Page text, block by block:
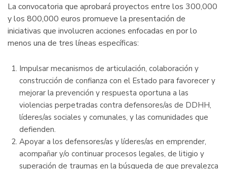
La convocatoria que aprobará proyectos entre los 300,000
y los 800,000 euros promueve la presentación de
iniciativas que involucren acciones enfocadas en por lo
menos una de tres líneas específicas:
Impulsar mecanismos de articulación, colaboración y
construcción de confianza con el Estado para favorecer y
mejorar la prevención y respuesta oportuna a las
violencias perpetradas contra defensores/as de DDHH,
líderes/as sociales y comunales, y las comunidades que
defienden.
Apoyar a los defensores/as y líderes/as en emprender,
acompañar y/o continuar procesos legales, de litigio y
superación de traumas en la búsqueda de que prevalezca